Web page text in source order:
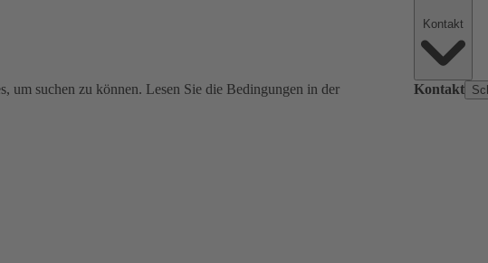
um suchen zu können. Lesen Sie die Bedingungen in der
Kontakt